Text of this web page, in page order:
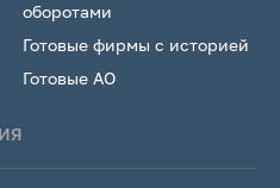
оборотами
Готовые фирмы с историей
Готовые АО